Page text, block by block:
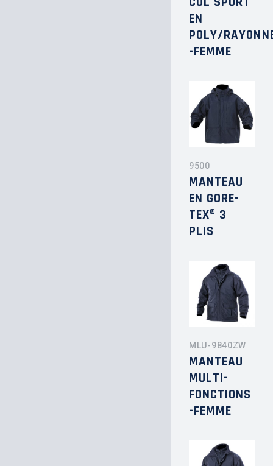
EN
POLY/
-FEMME
9500
MANTEAU
EN GORE-
TEX® 3
PLIS
MLU-9840ZW
MANTEAU
MULTI-
FONCTIONS
-FEMME